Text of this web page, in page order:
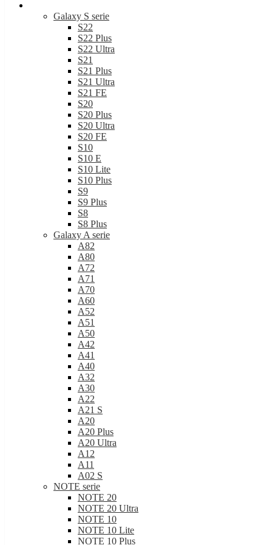
Galaxy S serie
S22
S22 Plus
S22 Ultra
S21
S21 Plus
S21 Ultra
S21 FE
S20
S20 Plus
S20 Ultra
S20 FE
S10
S10 E
S10 Lite
S10 Plus
S9
S9 Plus
S8
S8 Plus
Galaxy A serie
A82
A80
A72
A71
A70
A60
A52
A51
A50
A42
A41
A40
A32
A30
A22
A21 S
A20
A20 Plus
A20 Ultra
A12
A11
A02 S
NOTE serie
NOTE 20
NOTE 20 Ultra
NOTE 10
NOTE 10 Lite
NOTE 10 Plus